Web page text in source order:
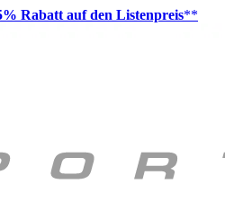
Rabatt auf den Listenpreis**